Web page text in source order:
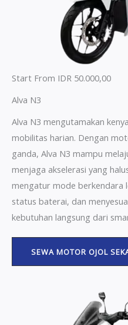
Start From IDR 50.000,00
Alva N3
Alva N3 mengutamakan
mobilitas harian. Dengan
ganda, Alva N3 mampu
menjaga akselerasi yang
mengatur mode berkendara
status baterai, dan
kebutuhan langsung dari
SEWA MOTOR OJOL